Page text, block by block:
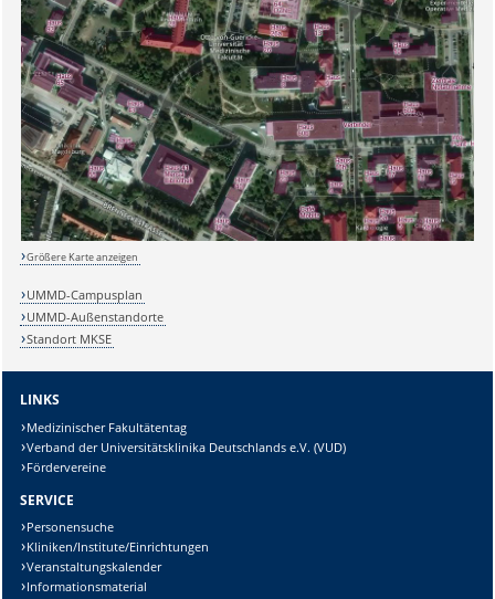
Sicherheitsabfrage:
Lösung:
Größere Karte anzeigen
UMMD-Campusplan
UMMD-Außenstandorte
Standort MKSE
LINKS
Medizinischer Fakultätentag
Verband der Universitätsklinika Deutschlands e.V. (VUD)
Fördervereine
SERVICE
Personensuche
Kliniken/Institute/Einrichtungen
Veranstaltungskalender
Informationsmaterial